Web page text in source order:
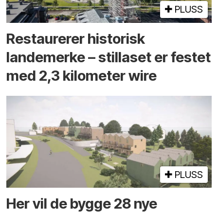
PLUSS
Restaurerer historisk
landemerke – stillaset er festet
med 2,3 kilometer wire
PLUSS
Her vil de bygge 28 nye